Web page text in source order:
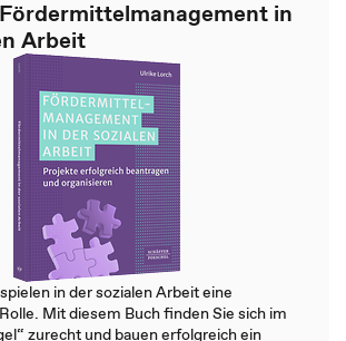
in
Arbeit
in der sozialen Arbeit eine
Mit diesem Buch finden Sie sich im
zurecht und bauen erfolgreich ein